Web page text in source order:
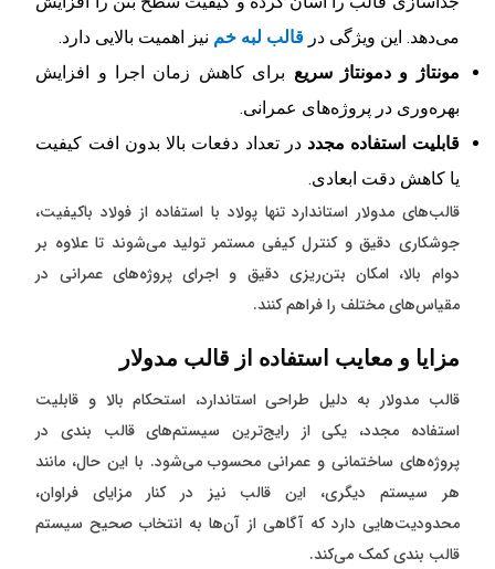
می‌دهد. این ویژگی درقالب لبه خم نیز اهمیت بالایی دارد.
مونتاژ و دمونتاژ سریع برای کاهش زمان اجرا و افزایش
بهره‌وری در پروژه‌های عمرانی.
قابلیت استفاده مجدد در تعداد دفعات بالا بدون افت کیفیت
یا کاهش دقت ابعادی.
قالب‌های مدولار استاندارد تنها پولاد با استفاده از فولاد باکیفیت،
جوشکاری دقیق و کنترل کیفی مستمر تولید می‌شوند تا علاوه بر
دوام بالا، امکان بتن‌ریزی دقیق و اجرای پروژه‌های عمرانی در
مقیاس‌های مختلف را فراهم کنند.
مزایا و معایب استفاده از قالب مدولار
قالب مدولار به دلیل طراحی استاندارد، استحکام بالا و قابلیت
استفاده مجدد، یکی از رایج‌ترین سیستم‌های قالب بندی در
پروژه‌های ساختمانی و عمرانی محسوب می‌شود. با این حال، مانند
هر سیستم دیگری، این قالب نیز در کنار مزایای فراوان،
محدودیت‌هایی دارد که آگاهی از آن‌ها به انتخاب صحیح سیستم
قالب بندی کمک می‌کند.